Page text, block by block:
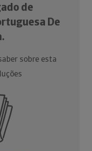
de
De
sobre esta